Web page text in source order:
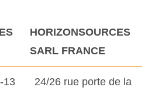
HORIZONSOURCES
SARL FRANCE
13
24/26 rue porte de la